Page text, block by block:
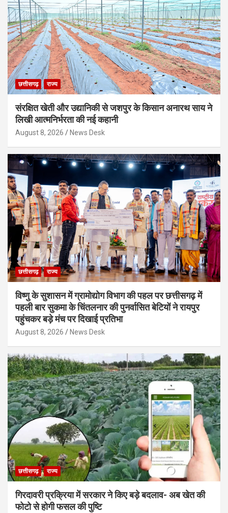
छत्तीसगढ़ राज्य
संरक्षित खेती और उद्यानिकी से जशपुर के किसान अनारथ साय ने
लिखी आत्मनिर्भरता की नई कहानी
August 8, 2026 News Desk
छत्तीसगढ़ राज्य
विष्णु के सुशासन में ग्रामोद्योग विभाग की पहल पर छत्तीसगढ़ में
पहली बार सुकमा के चिंतलनार की पुनर्वासित बेटियों ने रायपुर
पहुंचकर बड़े मंच पर दिखाई प्रतिभा
August 8, 2026 News Desk
छत्तीसगढ़ राज्य
गिरदावरी प्रक्रिया में सरकार ने किए बड़े बदलाव- अब खेत की
फोटो से होगी फसल की पुष्टि